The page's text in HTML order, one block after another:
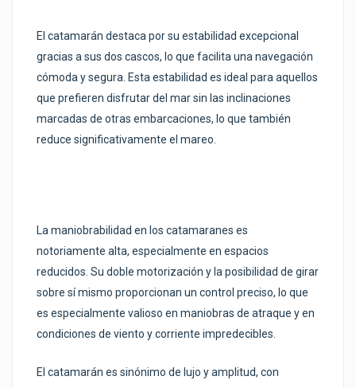
El catamarán destaca por su estabilidad excepcional
gracias a sus dos cascos, lo que facilita una navegación
cómoda y segura. Esta estabilidad es ideal para aquellos
que prefieren disfrutar del mar sin las inclinaciones
marcadas de otras embarcaciones, lo que también
reduce significativamente el mareo.
La maniobrabilidad en los catamaranes es
notoriamente alta, especialmente en espacios
reducidos. Su doble motorización y la posibilidad de girar
sobre sí mismo proporcionan un control preciso, lo que
es especialmente valioso en maniobras de atraque y en
condiciones de viento y corriente impredecibles.
El catamarán es sinónimo de lujo y amplitud, con